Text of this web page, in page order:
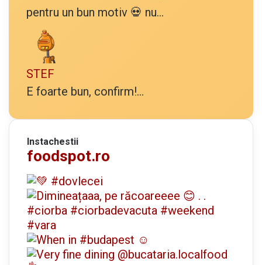
pentru un bun motiv 💀 nu...
STEF
E foarte bun, confirm!...
Instachestii
foodspot.ro